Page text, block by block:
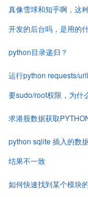
真像雪球和知乎啊，这
开发的后台吗，是用的
python目录递归？
运行python requests/
要sudo/root权限，为什
求港股数据获取
python sqlite 插入的数
结果不一致
如何快速找到某个模块